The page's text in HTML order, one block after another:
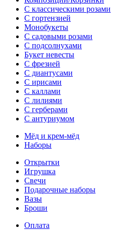
С классическими розами
С гортензией
Монобукеты
С садовыми розами
С подсолнухами
Букет невесты
С фрезией
С диантусами
С ирисами
С каллами
C лилиями
С герберами
С антуриумом
Мёд и крем-мёд
Наборы
Открытки
Игрушка
Свечи
Подарочные наборы
Вазы
Броши
Оплата